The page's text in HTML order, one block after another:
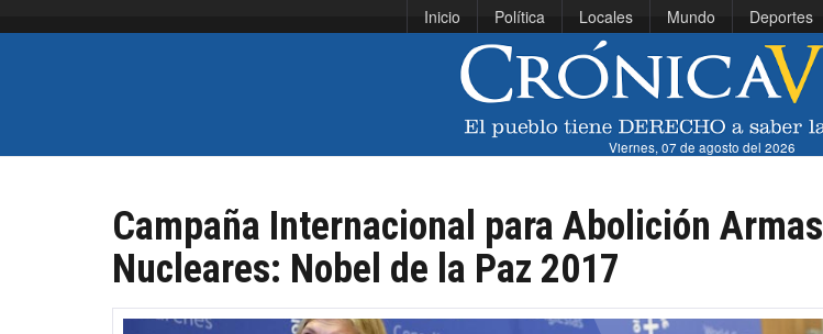
Inicio Política Locales Mundo Deportes
Viernes, 07 de agosto del 2026
Campaña Internacional para Abolición Armas
Nucleares: Nobel de la Paz 2017